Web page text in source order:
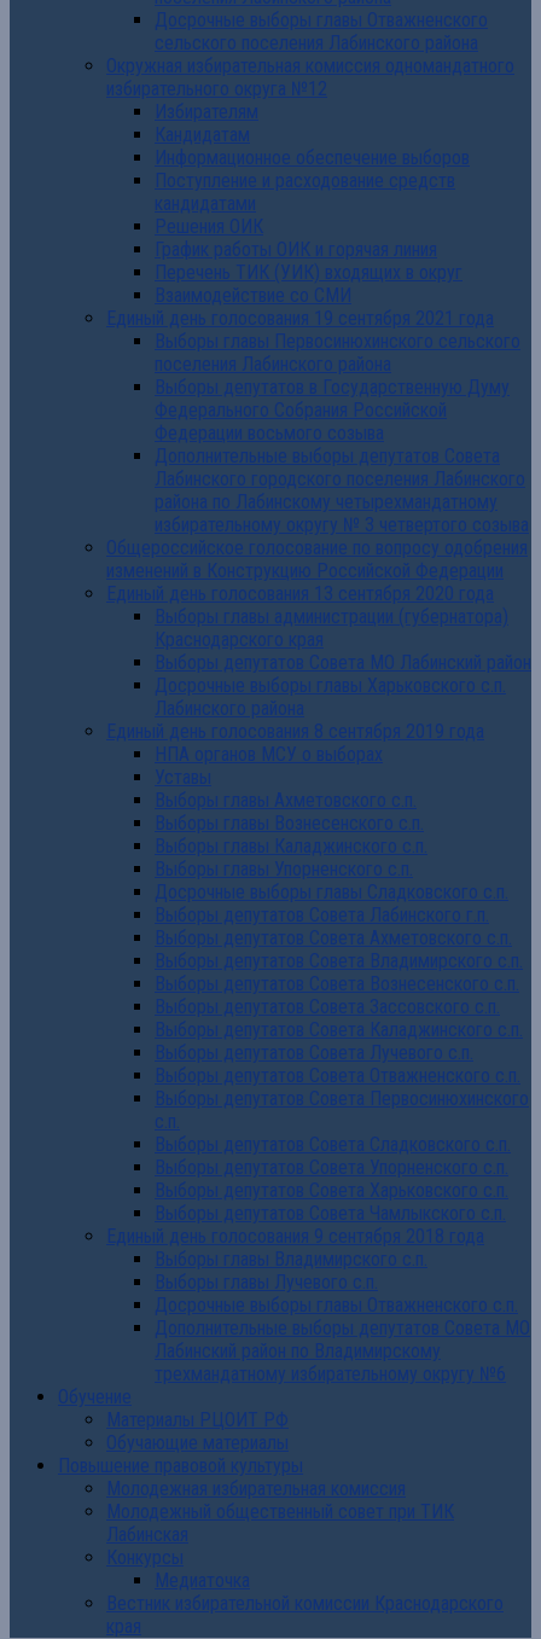
Досрочные выборы главы Отважненского
сельского поселения Лабинского района
Окружная избирательная комиссия одномандатного
избирательного округа №12
Избирателям
Кандидатам
Информационное обеспечение выборов
Поступление и расходование средств
кандидатами
Решения ОИК
График работы ОИК и горячая линия
Перечень ТИК (УИК) входящих в округ
Взаимодействие со СМИ
Единый день голосования 19 сентября 2021 года
Выборы главы Первосинюхинского сельского
поселения Лабинского района
Выборы депутатов в Государственную Думу
Федерального Собрания Российской
Федерации восьмого созыва
Дополнительные выборы депутатов Совета
Лабинского городского поселения Лабинского
района по Лабинскому четырехмандатному
избирательному округу № 3 четвертого созыва
Общероссийское голосование по вопросу одобрения
изменений в Конструкцию Российской Федерации
Единый день голосования 13 сентября 2020 года
Выборы главы администрации (губернатора)
Краснодарского края
Выборы депутатов Совета МО Лабинский район
Досрочные выборы главы Харьковского с.п.
Лабинского района
Единый день голосования 8 сентября 2019 года
НПА органов МСУ о выборах
Уставы
Выборы главы Ахметовского с.п.
Выборы главы Вознесенского с.п.
Выборы главы Каладжинского с.п.
Выборы главы Упорненского с.п.
Досрочные выборы главы Сладковского с.п.
Выборы депутатов Совета Лабинского г.п.
Выборы депутатов Совета Ахметовского с.п.
Выборы депутатов Совета Владимирского с.п.
Выборы депутатов Совета Вознесенского с.п.
Выборы депутатов Совета Зассовского с.п.
Выборы депутатов Совета Каладжинского с.п.
Выборы депутатов Совета Лучевого с.п.
Выборы депутатов Совета Отважненского с.п.
Выборы депутатов Совета Первосинюхинского
с.п.
Выборы депутатов Совета Сладковского с.п.
Выборы депутатов Совета Упорненского с.п.
Выборы депутатов Совета Харьковского с.п.
Выборы депутатов Совета Чамлыкского с.п.
Единый день голосования 9 сентября 2018 года
Выборы главы Владимирского с.п.
Выборы главы Лучевого с.п.
Досрочные выборы главы Отважненского с.п.
Дополнительные выборы депутатов Совета МО
Лабинский район по Владимирскому
трехмандатному избирательному округу №6
Обучение
Материалы РЦОИТ РФ
Обучающие материалы
Повышение правовой культуры
Молодежная избирательная комиссия
Молодежный общественный совет при ТИК
Лабинская
Конкурсы
Медиаточка
Вестник избирательной комиссии Краснодарского
края